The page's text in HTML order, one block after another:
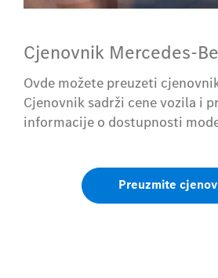
Cjenovnik Mercedes-
Ovde možete preuzeti
Cjenovnik sadrži cene vozila i
informacije o dostupnosti
Preuzmite